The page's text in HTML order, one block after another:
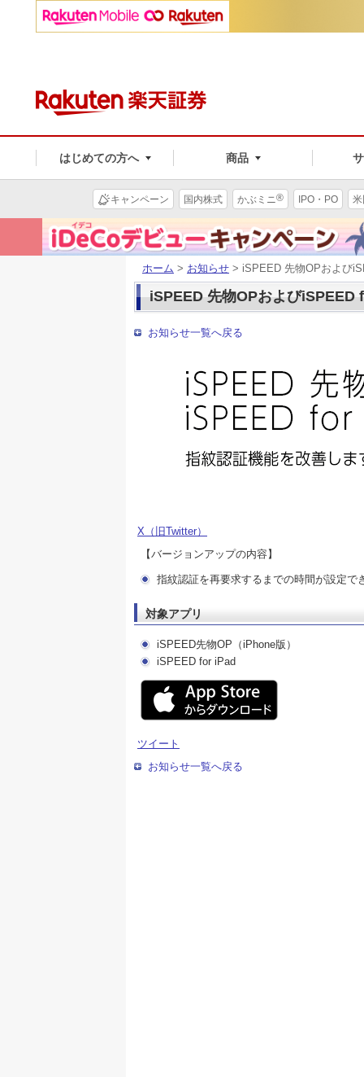
はじめての方へ 商品
キャンペーン 国内株式 かぶミニ® IPO・PO
ホーム > お知らせ > iSPEED 先物OPおよび
iSPEED 先物OPおよび
お知らせ一覧へ戻る
X（旧Twitter）
【バージョンアップの内容】
指紋認証を再要求するまでの時間が設定で
対象アプリ
iSPEED先物OP（iPhone版）
iSPEED for iPad
ツイート
お知らせ一覧へ戻る